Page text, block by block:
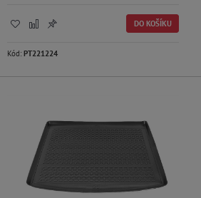
DO KOŠÍKU
Kód: PT221224